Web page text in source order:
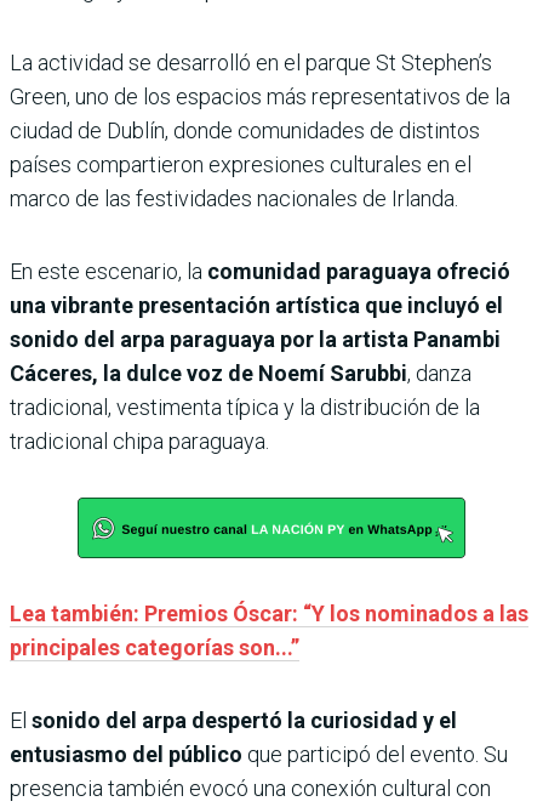
La actividad se desarrolló en el parque St Stephen’s
Green, uno de los espacios más representativos de la
ciudad de Dublín, donde comunidades de distintos
países compartieron expresiones culturales en el
marco de las festividades nacionales de Irlanda.
En este escenario, la comunidad paraguaya ofreció
una vibrante presentación artística que incluyó el
sonido del arpa paraguaya por la artista Panambi
Cáceres, la dulce voz de Noemí Sarubbi, danza
tradicional, vestimenta típica y la distribución de la
tradicional chipa paraguaya.
Lea también: Premios Óscar: “Y los nominados a las
principales categorías son...”
El sonido del arpa despertó la curiosidad y el
entusiasmo del público que participó del evento. Su
presencia también evocó una conexión cultural con